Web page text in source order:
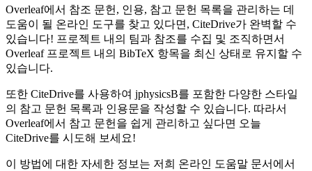
Overleaf에서 참조 문헌, 인용, 참고 문헌 목록을 관리하는 데
도움이 될 온라인 도구를 찾고 있다면, CiteDrive가 완벽할 수
있습니다! 프로젝트 내의 팀과 참조를 수집 및 조직하면서
Overleaf 프로젝트 내의 BibTeX 항목을 최신 상태로 유지할 수
있습니다.
또한 CiteDrive를 사용하여 jphysicsB를 포함한 다양한 스타일
의 참고 문헌 목록과 인용문을 작성할 수 있습니다. 따라서
Overleaf에서 참고 문헌을 쉽게 관리하고 싶다면 오늘
CiteDrive를 시도해 보세요!
이 방법에 대한 자세한 정보는 저희 온라인 도움말 문서에서